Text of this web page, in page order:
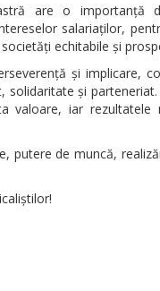
are o importanță
salariaților,
echitabile și
și implicare,
solidaritate și
valoare, iar rezultatele
putere de muncă,